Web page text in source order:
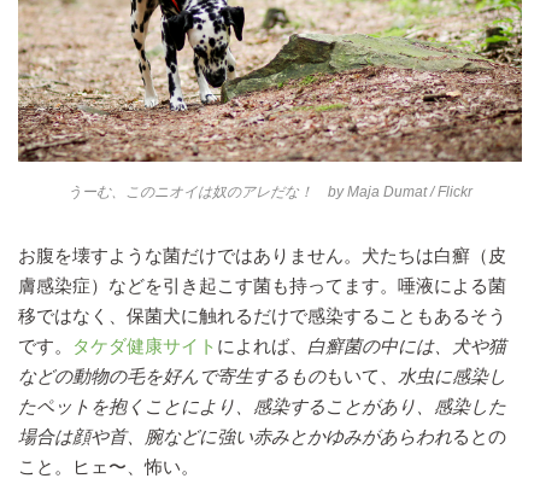
うーむ、このニオイは奴のアレだな！ byMaja Dumat/ Flickr
お腹を壊すような菌だけではありません。犬たちは白癬（皮
膚感染症）などを引き起こす菌も持ってます。唾液による菌
移ではなく、保菌犬に触れるだけで感染することもあるそう
です。
タケダ健康サイト によれば、 白癬菌の中には、犬や猫
などの動物の毛を好んで寄生するものもいて、 水虫に感染し
たペットを抱くことにより、感染することがあり、感染した
場合は顔や首、腕などに強い赤みとかゆみがあらわれるとの
こと。ヒェ〜、怖い。